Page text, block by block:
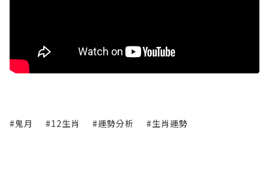
#鬼月 #12生肖 #運勢分析 #生肖運勢